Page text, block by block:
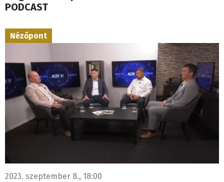
PODCAST
Nézőpont
2023. szeptember 8., 18:00